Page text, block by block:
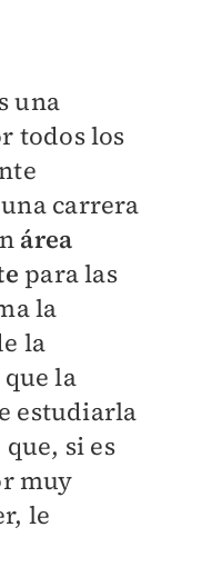
una
todos los
carrera
área
para las
la
la
la
estudiarla
si es
muy
le